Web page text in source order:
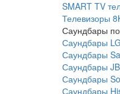
SMART TV
Телевизоры
Саундбары
Саундбары LG
Саундбары
Саундбары
Саундбары
Саундбары